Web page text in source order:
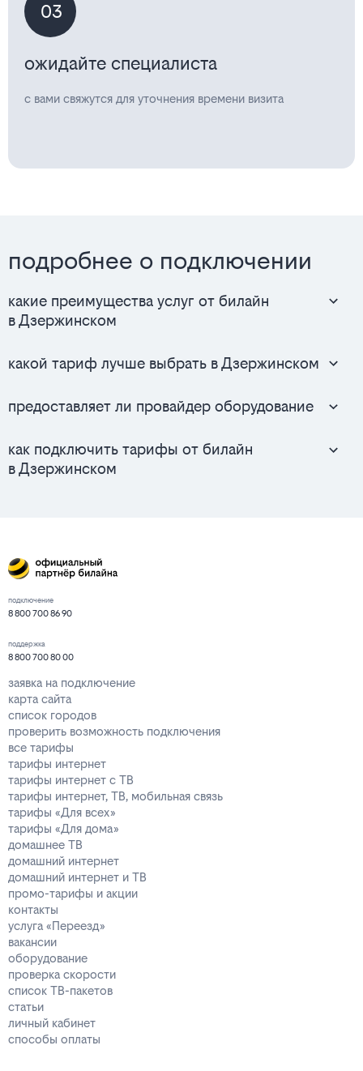
03
ожидайте специалиста
с вами свяжутся для уточнения времени визита
подробнее о подключении
какие преимущества услуг от билайн
в Дзержинском
какой тариф лучше выбрать в Дзержинском
предоставляет ли провайдер оборудование
как подключить тарифы от билайн
в Дзержинском
подключение
8 800 700 86 90
поддержка
8 800 700 80 00
заявка на подключение
карта сайта
список городов
проверить возможность подключения
все тарифы
тарифы интернет
тарифы интернет с ТВ
тарифы интернет, ТВ, мобильная связь
тарифы «Для всех»
тарифы «Для дома»
домашнее ТВ
домашний интернет
домашний интернет и ТВ
промо-тарифы и акции
контакты
услуга «Переезд»
вакансии
оборудование
проверка скорости
список ТВ-пакетов
статьи
личный кабинет
способы оплаты